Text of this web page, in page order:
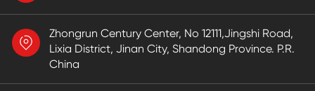
Zhongrun Century Center, No 12111,Jingshi Road,
Lixia District, Jinan City, Shandong Province. P.R.
China